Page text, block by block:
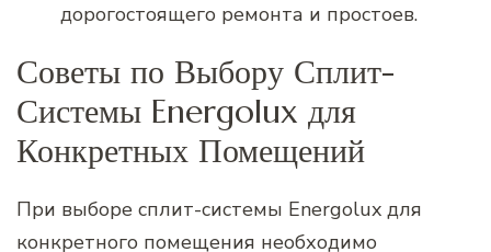
дорогостоящего ремонта и простоев.
Советы по Выбору Сплит-
Системы Energolux для
Конкретных Помещений
При выборе сплит-системы Energolux для
конкретного помещения необходимо